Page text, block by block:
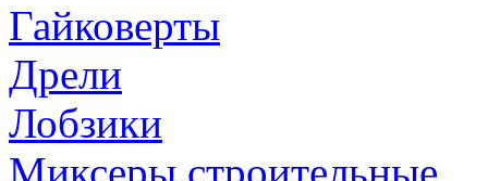
Гайковерты
Дрели
Лобзики
Миксеры строительные